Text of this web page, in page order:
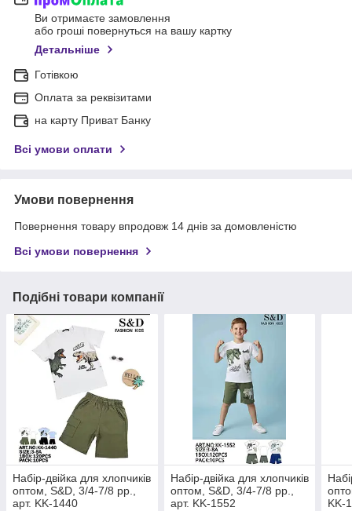
Ви отримаєте замовлення
або гроші повернуться на вашу картку
Детальніше
Готівкою
Оплата за реквізитами
на карту Приват Банку
Всі умови оплати
Умови повернення
Повернення товару впродовж 14 днів за домовленістю
Всі умови повернення
Подібні товари компанії
Набір-двійка для хлопчиків
оптом, S&D, 3/4-7/8 рр.,
арт. KK-1440
Набір-двійка для хлопчиків
оптом, S&D, 3/4-7/8 рр.,
арт. KK-1552
KK-